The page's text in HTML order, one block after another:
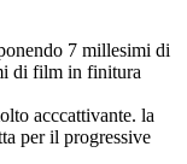
7 millesimi di
di film in finitura
acccattivante. la
per il progressive